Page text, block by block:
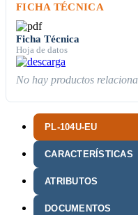
PL-104U-EU
CARACTERÍSTICAS
ATRIBUTOS
DOCUMENTOS
FICHA TÉCNICA
Ficha Técnica
Hoja de datos
No hay productos